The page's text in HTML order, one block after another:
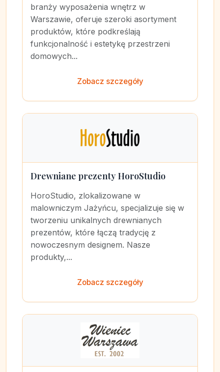
branży wyposażenia wnętrz w
Warszawie, oferuje szeroki asortyment
produktów, które podkreślają
funkcjonalność i estetykę przestrzeni
domowych...
Zobacz szczegóły
Drewniane prezenty HoroStudio
HoroStudio, zlokalizowane w
malowniczym Jażyńcu, specjalizuje się w
tworzeniu unikalnych drewnianych
prezentów, które łączą tradycję z
nowoczesnym designem. Nasze
produkty,...
Zobacz szczegóły